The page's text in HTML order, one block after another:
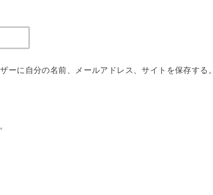
ーに自分の名前、メールアドレス、サイトを保存する。